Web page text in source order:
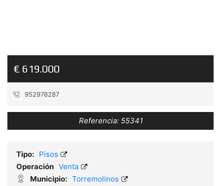
€ 619.000
952978287
Referencia: 55341
Tipo: Pisos
Operación Venta
Municipio: Torremolinos